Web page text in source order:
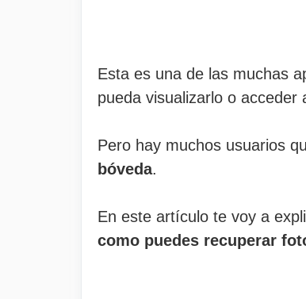
Esta es una de las muchas
pueda visualizarlo o acceder
Pero hay muchos usuarios
bóveda.
En este artículo te voy a
como puedes recuperar